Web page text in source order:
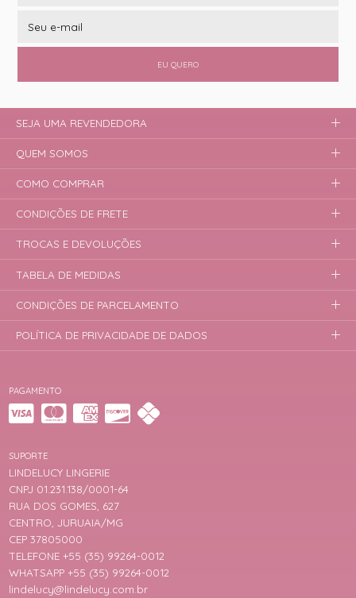
EU QUERO
PAGAMENTO
SUPORTE
LINDELUCY LINGERIE
CNPJ 01.231.138/0001-64
RUA DOS GOMES, 627
CENTRO, JURUAIA/MG
CEP 37805000
TELEFONE +55 (35) 99264-0012
WHATSAPP +55 (35) 99264-0012
lindelucy@lindelucy.com.br
SEJA UMA REVENDEDORA
QUEM SOMOS
COMO COMPRAR
CONDIÇÕES DE FRETE
TROCAS E DEVOLUÇÕES
TABELA DE MEDIDAS
CONDIÇÕES DE PARCELAMENTO
POLÍTICA DE PRIVACIDADE DE DADOS